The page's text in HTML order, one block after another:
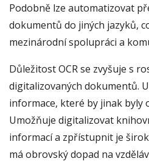
Podobně lze automatizovat
dokumentů do jiných jazyků,
mezinárodní spolupráci a
Důležitost OCR se zvyšuje s
digitalizovaných dokumentů.
informace, které by jinak byly
Umožňuje digitalizovat
informací a zpřístupnit je
má obrovský dopad na